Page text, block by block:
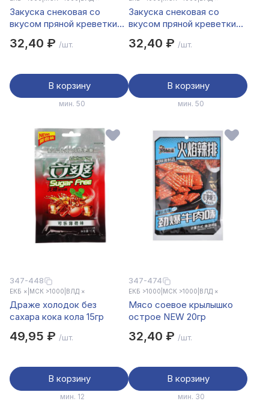
Закуска снековая со
вкусом пряной креветки
32,40 ₽ /шт.
В корзину
мин. 50
Закуска снековая со
вкусом пряной креветки
32,40 ₽ /шт.
В корзину
мин. 50
347-448
ЕКБ × МСК >1000 ВЛД ×
Драже холодок без
сахара кока кола 15гр
49,95 ₽ /шт.
В корзину
мин. 12
347-474
ЕКБ >1000 МСК >1000 ВЛД ×
Мясо соевое крылышко
острое NEW 20гр
32,40 ₽ /шт.
В корзину
мин. 30